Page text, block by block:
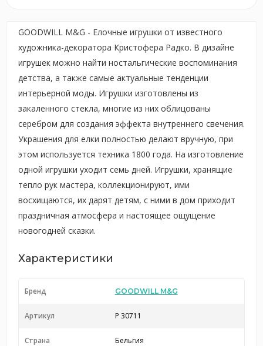
GOODWILL M&G - Елочные игрушки от известного
художника-декоратора Кристофера Радко. В дизайне
игрушек можно найти ностальгические воспоминания
детства, а также самые актуальные тенденции
интерьерной моды. Игрушки изготовлены из
закаленного стекла, многие из них облицованы
серебром для создания эффекта внутреннего свечения.
Украшения для елки полностью делают вручную, при
этом используется техника 1800 года. На изготовление
одной игрушки уходит семь дней. Игрушки, хранящие
тепло рук мастера, коллекционируют, ими
восхищаются, их дарят детям, с ними в дом приходит
праздничная атмосфера и настоящее ощущение
новогодней сказки.
Характеристики
Бренд GOODWILL M&G
Артикул P 30711
Страна
Бельгия